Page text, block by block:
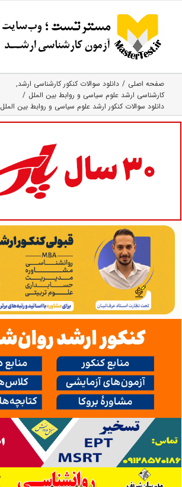
content
صفحه اصلی
دانلود سوالات کنکور کارشناسی ارشد
کارشناسی ارشد علوم سیاسی و روابط بین الملل
دانلود سوالات کنکور ارشد علوم سیاسی و روابط بین الملل ۱۴۰۱